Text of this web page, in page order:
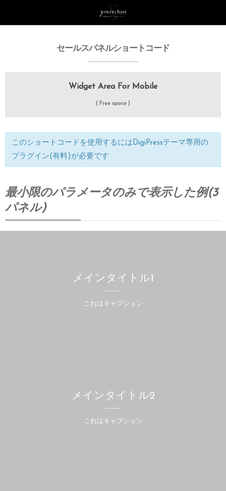
セールスパネルショートコード
Widget Area For Mobile
( Free space )
このショートコードを使用するにはDigiPressテーマ専用の
プラグイン(有料)が必要です
最小限のパラメータのみで表示した例(3
パネル)
メインタイトル1
これはキャプション
メインタイトル2
これはキャプション